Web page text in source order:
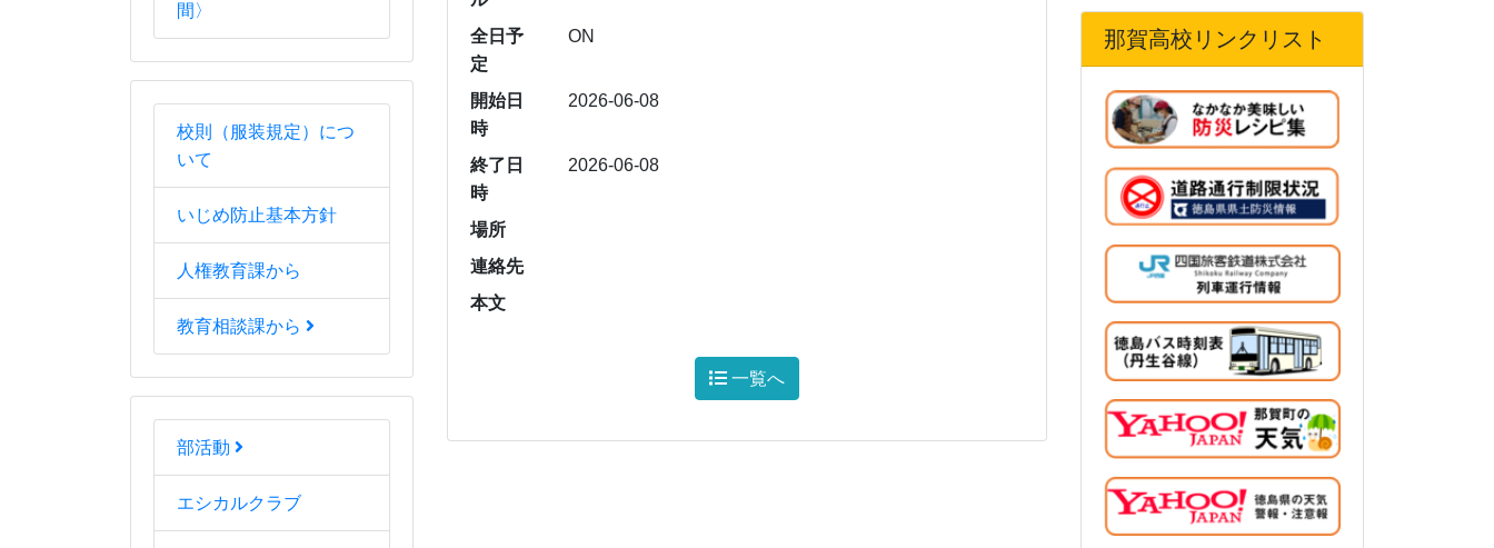
間〉
校則（服装規定）につ
いて
いじめ防止基本方針
人権教育課から
教育相談課から
部活動
エシカルクラブ
那賀高校リンクリスト